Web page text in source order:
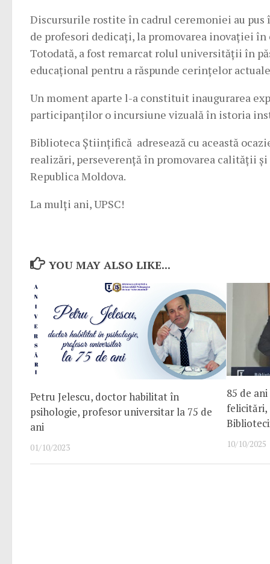
Discursurile rostite în cadrul ceremoniei au
de profesori dedicați, la promovarea inovației
Totodată, a fost remarcat rolul universității în
educațional pentru a răspunde cerințelor
Un moment aparte l-a constituit inaugurarea
participanților o incursiune vizuală în istoria
Biblioteca Științifică adresează cu această
realizări, perseverență în promovarea calității
Republica Moldova.
La mulți ani, UPSC!
YOU MAY ALSO LIKE...
Petru Jelescu, doctor habilitat în
psihologie, profesor universitar la 75 de
ani
01/10/2023
85 de
felicitări,
10/10/2025